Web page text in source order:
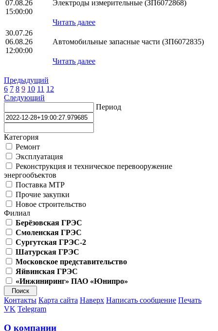
07.08.26
15:00:00
Электроды измерительные (ЗП6072868)
Читать далее
30.07.26
06.08.26
12:00:00
Автомобильные запасные части (ЗП6072835)
Читать далее
Предыдущий
6 7 8 9 10 11 12
Следующий
Период
Категория
Ремонт
Эксплуатация
Реконструкция и техническое перевооружение
энергообъектов
Поставка МТР
Прочие закупки
Новое строительство
Филиал
Берёзовская ГРЭС
Смоленская ГРЭС
Сургутская ГРЭС-2
Шатурская ГРЭС
Московское представительство
Яйвинская ГРЭС
«Инжиниринг» ПАО «Юнипро»
Контакты Карта сайта Наверх Написать сообщение Печать
VK Telegram
О компании